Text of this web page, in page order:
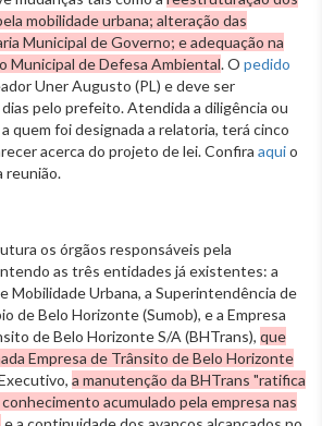
mobilidade urbana; alteração das
Municipal de Governo; e adequação na
Municipal de Defesa Ambiental. O pedido
Uner Augusto (PL) e deve ser
pelo prefeito. Atendida a diligência ou
quem foi designada a relatoria, terá cinco
acerca do projeto de lei. Confira aquio
reunião.
os órgãos responsáveis pela
as três entidades já existentes: a
Mobilidade Urbana, a Superintendência de
de Belo Horizonte (Sumob), e a Empresa
de Belo Horizonte S/A (BHTrans), que
Empresa de Trânsito de Belo Horizonte
a manutenção da BHTrans "ratifica
acumulado pela empresa nas